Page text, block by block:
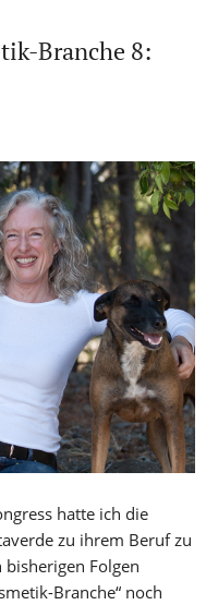
Branche 8:
hatte ich die
zu ihrem Beruf zu
Folgen
Branche“ noch